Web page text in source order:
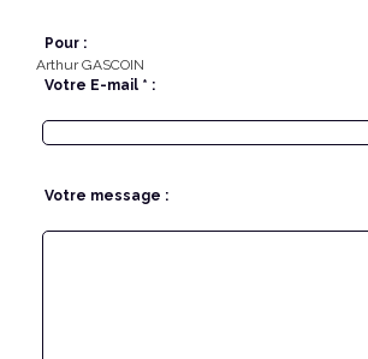
Pour :
Arthur GASCOIN
Votre E-mail * :
Votre message :